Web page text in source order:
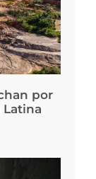
por